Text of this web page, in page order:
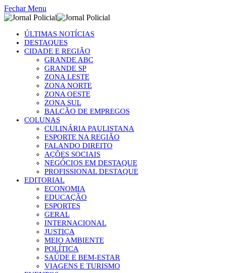
Fechar Menu
ÚLTIMAS NOTÍCIAS
DESTAQUES
CIDADE E REGIÃO
GRANDE ABC
GRANDE SP
ZONA LESTE
ZONA NORTE
ZONA OESTE
ZONA SUL
BALCÃO DE EMPREGOS
COLUNAS
CULINÁRIA PAULISTANA
ESPORTE NA REGIÃO
FALANDO DIREITO
AÇÕES SOCIAIS
NEGÓCIOS EM DESTAQUE
PROFISSIONAL DESTAQUE
EDITORIAL
ECONOMIA
EDUCAÇÃO
ESPORTES
GERAL
INTERNACIONAL
JUSTIÇA
MEIO AMBIENTE
POLÍTICA
SAÚDE E BEM-ESTAR
VIAGENS E TURISMO